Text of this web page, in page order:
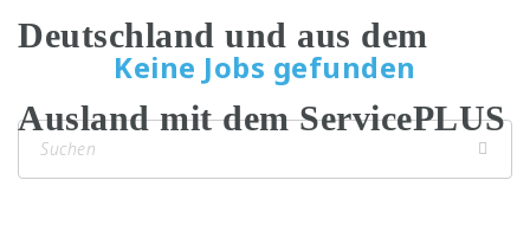
Keine Jobs gefunden